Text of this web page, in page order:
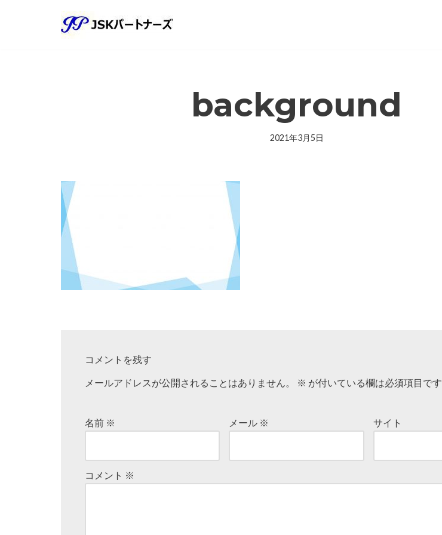
background
2021年3月5日
コメントを残す
メールアドレスが公開されることはありません。
※ が付いている欄は必須項目です
名前 ※ メール ※ サイト
コメント ※